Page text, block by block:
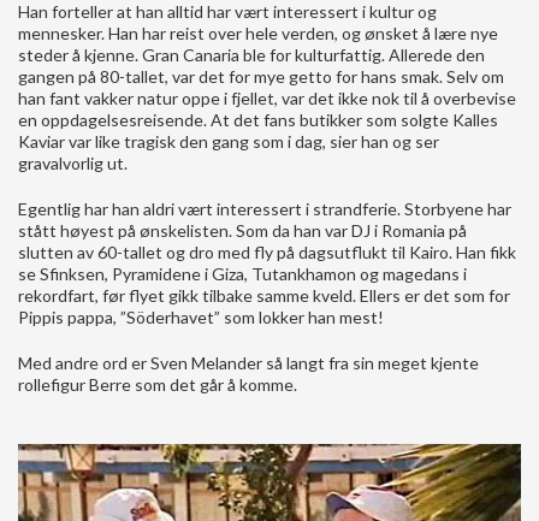
Han forteller at han alltid har vært interessert i kultur og
mennesker. Han har reist over hele verden, og ønsket å lære nye
steder å kjenne. Gran Canaria ble for kulturfattig. Allerede den
gangen på 80-tallet, var det for mye getto for hans smak. Selv om
han fant vakker natur oppe i fjellet, var det ikke nok til å overbevise
en oppdagelsesreisende. At det fans butikker som solgte Kalles
Kaviar var like tragisk den gang som i dag, sier han og ser
gravalvorlig ut.
Egentlig har han aldri vært interessert i strandferie. Storbyene har
stått høyest på ønskelisten. Som da han var DJ i Romania på
slutten av 60-tallet og dro med fly på dagsutflukt til Kairo. Han fikk
se Sfinksen, Pyramidene i Giza, Tutankhamon og magedans i
rekordfart, før flyet gikk tilbake samme kveld. Ellers er det som for
Pippis pappa, ”Söderhavet” som lokker han mest!
Med andre ord er Sven Melander så langt fra sin meget kjente
rollefigur Berre som det går å komme.